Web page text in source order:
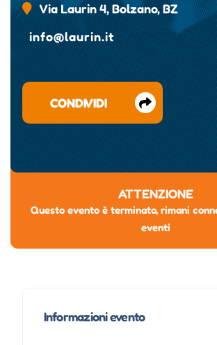
Via Laurin 4, Bolzano, BZ
info@laurin.it
CONDIVIDI
ATTENZIONE
Questo evento è terminato, rimani
eventi
Informazioni evento